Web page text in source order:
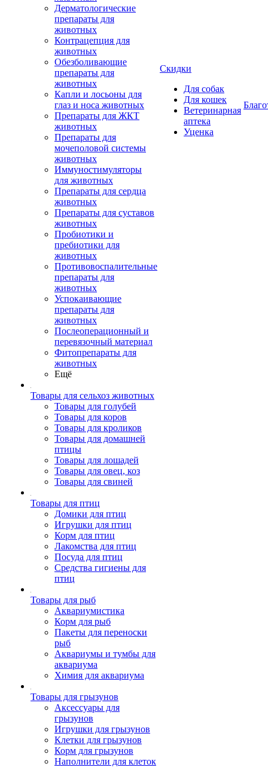
Дерматологические
препараты для
животных
Контрацепция для
животных
Обезболивающие
препараты для
животных
Капли и лосьоны для
глаз и носа животных
Препараты для ЖКТ
животных
Препараты для
мочеполовой системы
животных
Иммуностимуляторы
для животных
Препараты для сердца
животных
Препараты для суставов
животных
Пробиотики и
пребиотики для
животных
Противовоспалительные
препараты для
животных
Успокаивающие
препараты для
животных
Послеоперационный и
перевязочный материал
Фитопрепараты для
животных
Ещё
Товары для сельхоз животных
Товары для голубей
Товары для коров
Товары для кроликов
Товары для домашней
птицы
Товары для лошадей
Товары для овец, коз
Товары для свиней
Товары для птиц
Домики для птиц
Игрушки для птиц
Корм для птиц
Лакомства для птиц
Посуда для птиц
Средства гигиены для
птиц
Товары для рыб
Аквариумистика
Корм для рыб
Пакеты для переноски
рыб
Аквариумы и тумбы для
аквариума
Химия для аквариума
Товары для грызунов
Аксессуары для
грызунов
Игрушки для грызунов
Клетки для грызунов
Корм для грызунов
Наполнители для клеток
Скидки
Для собак
Для кошек
Ветеринарная
аптека
Уценка